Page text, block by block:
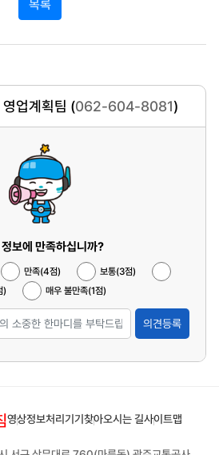
목록
업계획팀 (062-604-8081)
보에 만족하십니까?
만족(4점)
보통(3점)
)
매우 불만족(1점)
의견등록
영상정보처리기기 찾아오시는 길사이트맵